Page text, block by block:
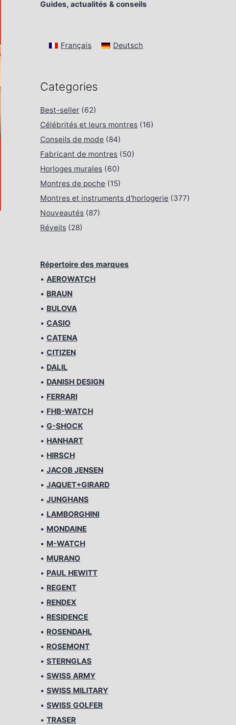
Guides, actualités & conseils
Français Deutsch
Categories
Best-seller (62)
Célébrités et leurs montres (16)
Conseils de mode (84)
Fabricant de montres (50)
Horloges murales (60)
Montres de poche (15)
Montres et instruments d'horlogerie (377)
Nouveautés (87)
Réveils (28)
Répertoire des marques
• AEROWATCH
• BRAUN
• BULOVA
• CASIO
• CATENA
• CITIZEN
• DALIL
• DANISH DESIGN
• FERRARI
• FHB-WATCH
• G-SHOCK
• HANHART
• HIRSCH
• JACOB JENSEN
• JAQUET+GIRARD
• JUNGHANS
• LAMBORGHINI
• MONDAINE
• M-WATCH
• MURANO
• PAUL HEWITT
• REGENT
• RENDEX
• RESIDENCE
• ROSENDAHL
• ROSEMONT
• STERNGLAS
• SWISS ARMY
• SWISS MILITARY
• SWISS GOLFER
• TRASER